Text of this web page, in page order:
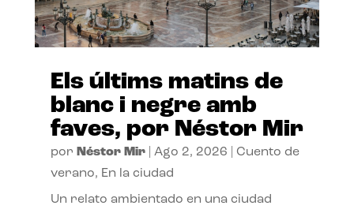
Els últims matins de
blanc i negre amb
faves, por Néstor Mir
por Néstor Mir| Ago 2, 2026
Cuento de
verano, En la ciudad
Un relato ambientado en una ciudad